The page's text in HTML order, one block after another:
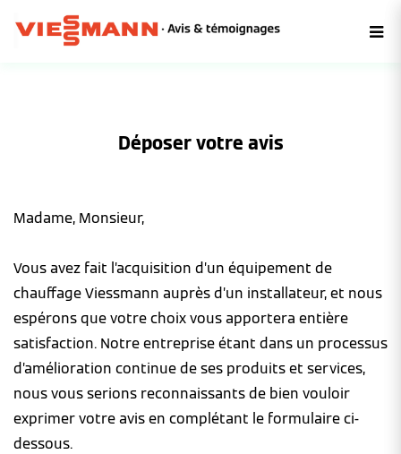
Déposer votre avis
Madame, Monsieur,
Vous avez fait l’acquisition d’un équipement de
chauffage Viessmann auprès d’un installateur, et nous
espérons que votre choix vous apportera entière
satisfaction. Notre entreprise étant dans un processus
d’amélioration continue de ses produits et services,
nous vous serions reconnaissants de bien vouloir
exprimer votre avis en complétant le formulaire ci-
dessous.